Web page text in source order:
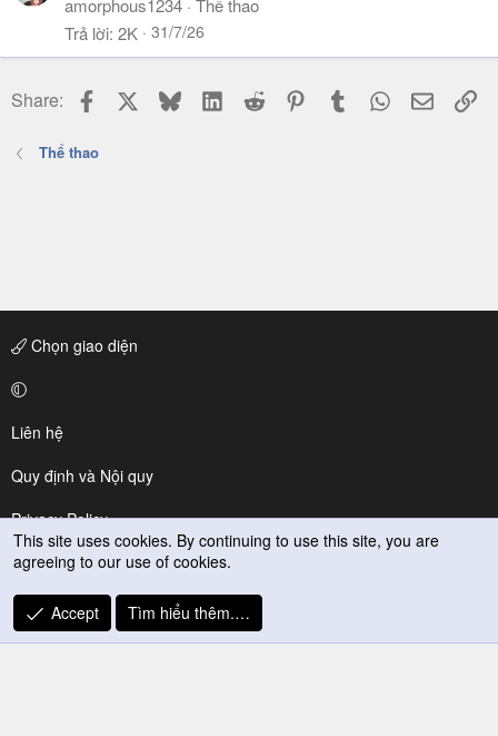
l
amorphous1234 Thể thao
Trả lời 2K 31/7/26
Share: Facebook BlueskyLinkedIn
Reddit PinterestTumblr WhatsApp
Email
Thể thao
Chọn giao diện
Liên hệ
Quy định và Nội quy
Privacy Policy
Trợ giúp
R
S
This site uses cookies. By continuing to use this site, you are
agreeing to our use of cookies.
Accept Tìm hiểu thêm.…